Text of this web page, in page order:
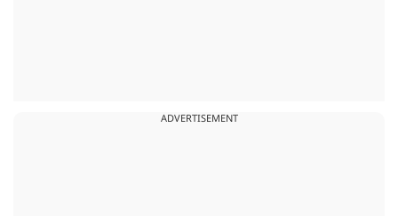
ADVERTISEMENT